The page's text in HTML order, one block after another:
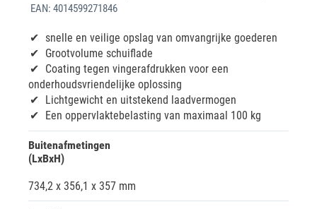
EAN: 4014599271846
snelle en veilige opslag van omvangrijke goederen
Grootvolume schuiflade
Coating tegen vingerafdrukken voor een
onderhoudsvriendelijke oplossing
Lichtgewicht en uitstekend laadvermogen
Een oppervlaktebelasting van maximaal 100 kg
Buitenafmetingen
(LxBxH)
734,2 x 356,1 x 357 mm